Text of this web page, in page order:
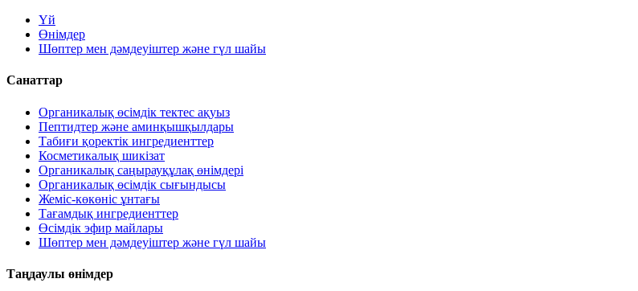
Үй
Өнімдер
Шөптер мен дәмдеуіштер және гүл шайы
Санаттар
Органикалық өсімдік тектес ақуыз
Пептидтер және аминқышқылдары
Табиғи қоректік ингредиенттер
Косметикалық шикізат
Органикалық саңырауқұлақ өнімдері
Органикалық өсімдік сығындысы
Жеміс-көкөніс ұнтағы
Тағамдық ингредиенттер
Өсімдік эфир майлары
Шөптер мен дәмдеуіштер және гүл шайы
Таңдаулы өнімдер